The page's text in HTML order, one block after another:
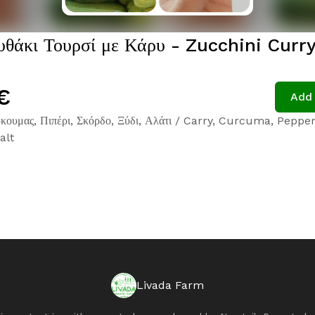
Τουρσί με Κάρυ - Zucchini Curry
Πιπέρι, Σκόρδο, Ξύδι, Αλάτι / Carry, Curcuma,
Livada Farm